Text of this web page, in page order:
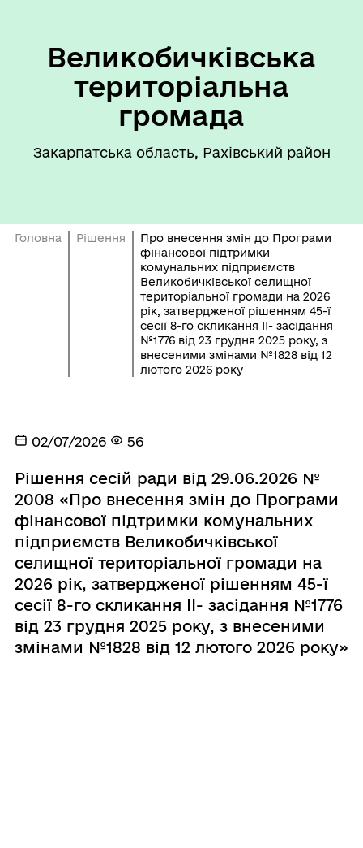
Великобичківська
територіальна
громада
Закарпатська область, Рахівський район
Головна Рішення
Про внесення змін до Програми
фінансової підтримки
комунальних підприємств
Великобичківської селищної
територіальної громади на 2026
рік, затвердженої рішенням 45-ї
сесії 8-го скликання ІІ- засідання
№1776 від 23 грудня 2025 року, з
внесеними змінами №1828 від 12
лютого 2026 року
02/07/2026 56
Рішення сесій ради від 29.06.2026 №
2008 «Про внесення змін до Програми
фінансової підтримки комунальних
підприємств Великобичківської
селищної територіальної громади на
2026 рік, затвердженої рішенням 45-ї
сесії 8-го скликання ІІ- засідання №1776
від 23 грудня 2025 року, з внесеними
змінами №1828 від 12 лютого 2026 року»